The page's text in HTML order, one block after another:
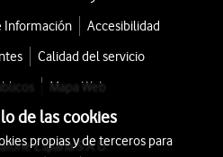
Información
Accesibilidad
Calidad del servicio
Mapa Web
España S.A.U.
lo de las cookies
propias y de terceros para